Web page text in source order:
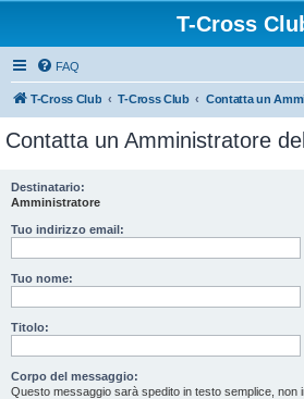
T-Cross
FAQ
T-Cross Club T-Cross Club Contatta un
Contatta un Amministratore
Destinatario:
Amministratore
Tuo indirizzo email:
Tuo nome:
Titolo:
Corpo del messaggio:
Questo messaggio sarà spedito in testo semplice, non